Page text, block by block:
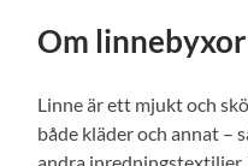
Om
Linne är ett mjukt och
både kläder och annat –